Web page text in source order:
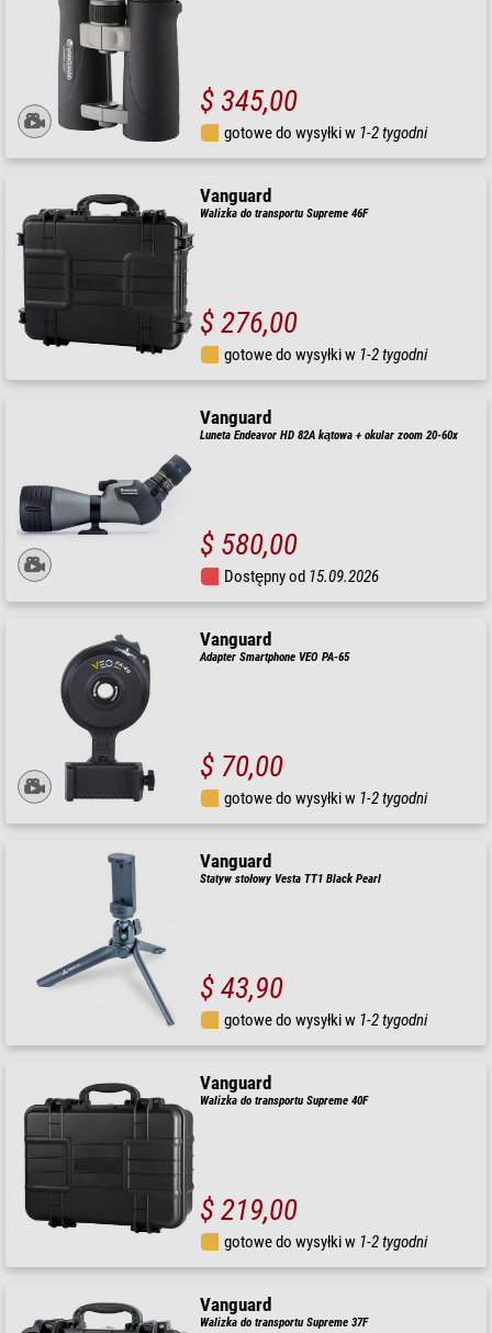
$ 345,00
gotowe do wysyłki w 1-2 tygodni
Vanguard
Walizka do transportu Supreme 46F
$ 276,00
gotowe do wysyłki w 1-2 tygodni
Vanguard
Luneta Endeavor HD 82A kątowa + okular zoom 20-60x
$ 580,00
Dostępny od 15.09.2026
Vanguard
Adapter Smartphone VEO PA-65
$ 70,00
gotowe do wysyłki w 1-2 tygodni
Vanguard
Statyw stołowy Vesta TT1 Black Pearl
$ 43,90
gotowe do wysyłki w 1-2 tygodni
Vanguard
Walizka do transportu Supreme 40F
$ 219,00
gotowe do wysyłki w 1-2 tygodni
Vanguard
Walizka do transportu Supreme 37F